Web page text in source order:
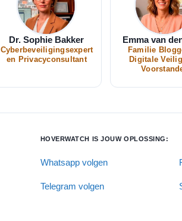
Dr. Sophie Bakker
Cyberbeveiligingsexpert
en Privacyconsultant
Emma van
Familie
Digitale
HOVERWATCH IS JOUW OPLOSSING:
Whatsapp volgen
Telegram volgen